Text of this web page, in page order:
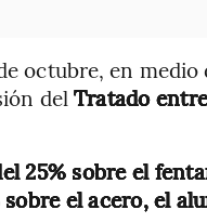
octubre, en
del Tratado
25% sobre el
el acero, el